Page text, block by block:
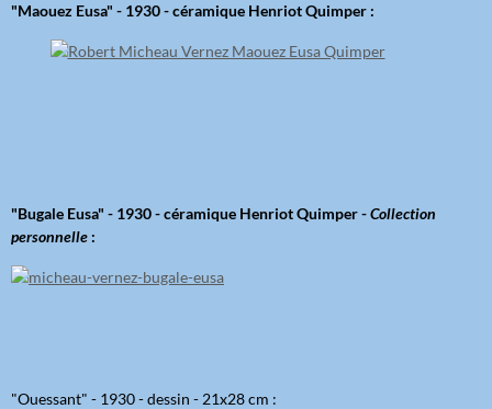
"Maouez Eusa" - 1930 - céramique Henriot Quimper :
"Bugale Eusa" - 1930 - céramique Henriot Quimper -Collection
personnelle :
"Ouessant" - 1930 - dessin - 21x28 cm :